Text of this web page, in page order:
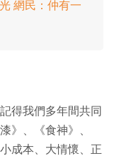
網民：仲有一
得我們多年間共同
》、《食神》、
成本、大情懷、正